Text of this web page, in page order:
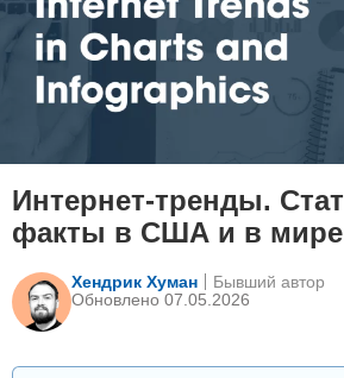
Интернет-тренды.
факты в США и в мире
Хендрик Хуман
Обновлено 07.05.2026
Бывший автор